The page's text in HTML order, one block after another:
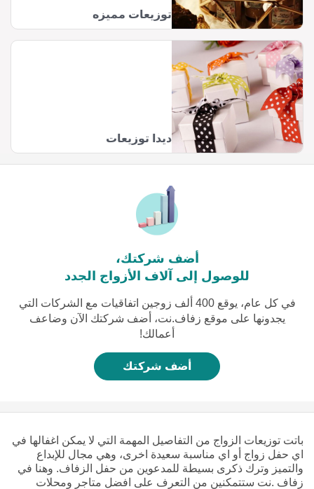
توزيعات مميزه
ديدا توزيعات
أضف شركتك،
للوصول إلى آلاف الأزواج الجدد
في كل عام، يوقع 400 ألف زوجين اتفاقيات مع الشركات التي
يجدونها على موقع زفاف.نت، أضف شركتك الآن وضاعف
أعمالك!
أضف شركتك
باتت توزيعات الزواج من التفاصيل المهمة التي لا يمكن اغفالها في
اي حفل زواج أو اي مناسبة سعيدة اخرى، وهي مجال للإبداع
والتميز وترك ذكرى بسيطة للمدعوين من حفل الزفاف. وهنا في
زفاف .نت ستتمكنين من التعرف على افضل متاجر ومحلات